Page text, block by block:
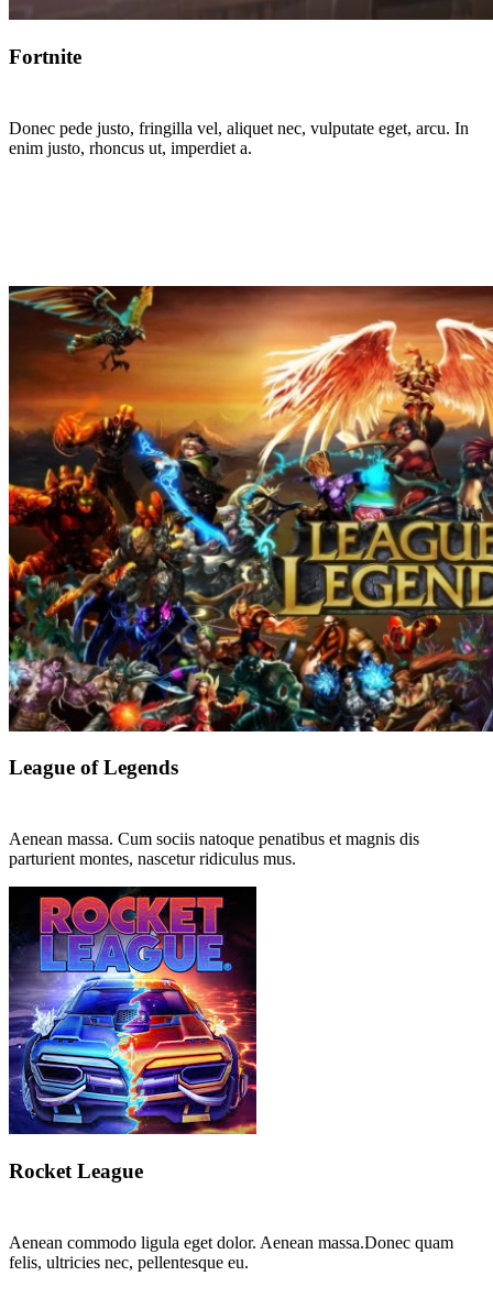
Fortnite
Donec pede justo, fringilla vel, aliquet nec, vulputate eget, arcu. In
enim justo, rhoncus ut, imperdiet a.
League of Legends
Aenean massa. Cum sociis natoque penatibus et magnis dis
parturient montes, nascetur ridiculus mus.
Rocket League
Aenean commodo ligula eget dolor. Aenean massa.Donec quam
felis, ultricies nec, pellentesque eu.